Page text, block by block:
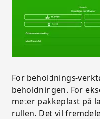
For beholdnings-
beholdningen. For
meter pakkeplast på
rullen. Det vil